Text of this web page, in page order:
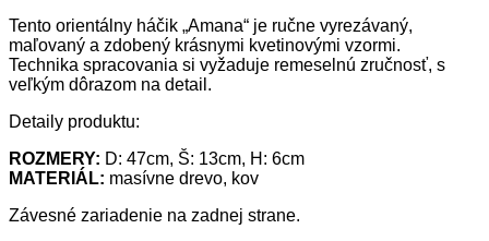
Tento orientálny háčik „Amana“ je ručne vyrezávaný,
maľovaný a zdobený krásnymi kvetinovými vzormi.
Technika spracovania si vyžaduje remeselnú zručnosť, s
veľkým dôrazom na detail.
Detaily produktu:
ROZMERY: D: 47cm, Š: 13cm, H: 6cm
MATERIÁL: masívne drevo, kov
Závesné zariadenie na zadnej strane.